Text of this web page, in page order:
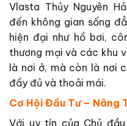
Vlasta Thủy Nguyên
đến không gian sống
hiện đại như hồ bơi,
thương mại và các khu
là nơi ở, mà còn là nơi
đầy đủ và thoải mái.
Cơ Hội Đầu Tư – Nâng
Với uy tín của Chủ